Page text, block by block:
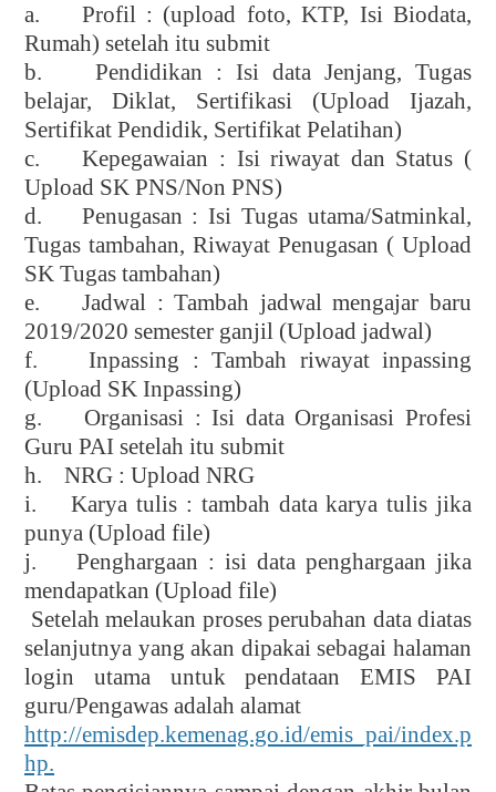
a.
Profil : (upload foto, KTP, Isi Biodata,
Rumah) setelah itu submit
b.
Pendidikan : Isi data Jenjang, Tugas
belajar, Diklat, Sertifikasi (Upload Ijazah,
Sertifikat Pendidik, Sertifikat Pelatihan)
c.
Kepegawaian : Isi riwayat dan Status (
Upload SK PNS/Non PNS)
d.
Penugasan : Isi Tugas utama/Satminkal,
Tugas tambahan, Riwayat Penugasan ( Upload
SK Tugas tambahan)
e.
Jadwal : Tambah jadwal mengajar baru
2019/2020 semester ganjil (Upload jadwal)
f.
Inpassing : Tambah riwayat inpassing
(Upload SK Inpassing)
g.
Organisasi : Isi data Organisasi Profesi
Guru PAI setelah itu submit
h.
NRG : Upload NRG
i.
Karya tulis : tambah data karya tulis jika
punya (Upload file)
j.
Penghargaan : isi data penghargaan jika
mendapatkan (Upload file)
Setelah melaukan proses perubahan data diatas
selanjutnya yang akan dipakai sebagai halaman
login utama untuk pendataan EMIS PAI
guru/Pengawas adalah alamat
http://emisdep.kemenag.go.id/emis_pai/index.p
hp.